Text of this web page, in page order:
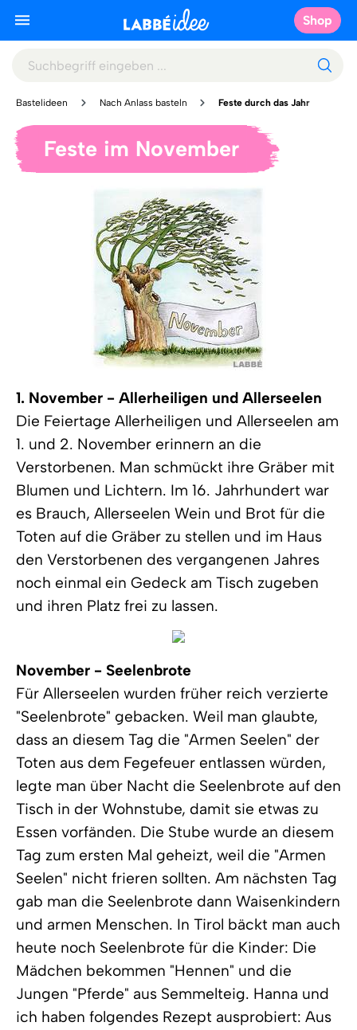
Shop
Bastelideen Nach Anlass basteln Feste durch das Jahr
Feste im November
1. November - Allerheiligen und Allerseelen
Die Feiertage Allerheiligen und Allerseelen am
1. und 2. November erinnern an die
Verstorbenen. Man schmückt ihre Gräber mit
Blumen und Lichtern. Im 16. Jahrhundert war
es Brauch, Allerseelen Wein und Brot für die
Toten auf die Gräber zu stellen und im Haus
den Verstorbenen des vergangenen Jahres
noch einmal ein Gedeck am Tisch zugeben
und ihren Platz frei zu lassen.
November - Seelenbrote
Für Allerseelen wurden früher reich verzierte
"Seelenbrote" gebacken. Weil man glaubte,
dass an diesem Tag die "Armen Seelen" der
Toten aus dem Fegefeuer entlassen würden,
legte man über Nacht die Seelenbrote auf den
Tisch in der Wohnstube, damit sie etwas zu
Essen vorfänden. Die Stube wurde an diesem
Tag zum ersten Mal geheizt, weil die "Armen
Seelen" nicht frieren sollten. Am nächsten Tag
gab man die Seelenbrote dann Waisenkindern
und armen Menschen. In Tirol bäckt man auch
heute noch Seelenbrote für die Kinder: Die
Mädchen bekommen "Hennen" und die
Jungen "Pferde" aus Semmelteig. Hanna und
ich haben folgendes Rezept ausprobiert: Aus